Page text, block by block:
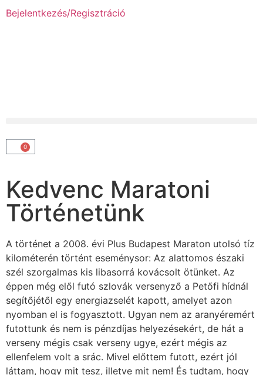
Bejelentkezés/Regisztráció
0
Kedvenc Maratoni
Történetünk
A történet a 2008. évi Plus Budapest Maraton utolsó tíz
kilométerén történt eseménysor: Az alattomos északi
szél szorgalmas kis libasorrá kovácsolt ötünket. Az
éppen még elől futó szlovák versenyző a Petőfi hídnál
segítőjétől egy energiazselét kapott, amelyet azon
nyomban el is fogyasztott. Ugyan nem az aranyéremért
futottunk és nem is pénzdíjas helyezésekért, de hát a
verseny mégis csak verseny ugye, ezért mégis az
ellenfelem volt a srác. Mivel előttem futott, ezért jól
láttam, hogy mit tesz, illetve mit nem! És tudtam, hogy